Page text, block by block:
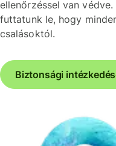
ellenőrzéssel van
futtatunk le, hogy
csalásoktól.
Biztonsági